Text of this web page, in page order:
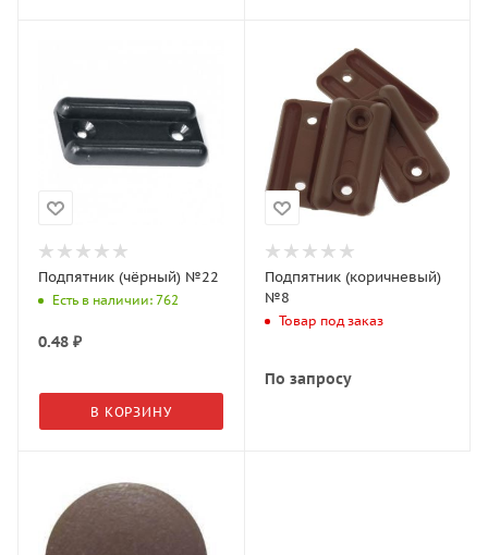
Подпятник (чёрный) №22
Есть в наличии: 762
0.48 ₽
В КОРЗИНУ
Подпятник (коричневый)
№8
Товар под заказ
По запросу